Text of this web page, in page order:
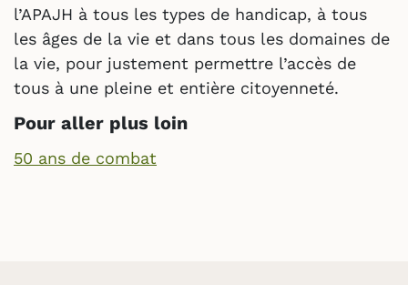
l’APAJH à tous les types de handicap, à tous
les âges de la vie et dans tous les domaines de
la vie, pour justement permettre l’accès de
tous à une pleine et entière citoyenneté.
Pour aller plus loin
50 ans de combat